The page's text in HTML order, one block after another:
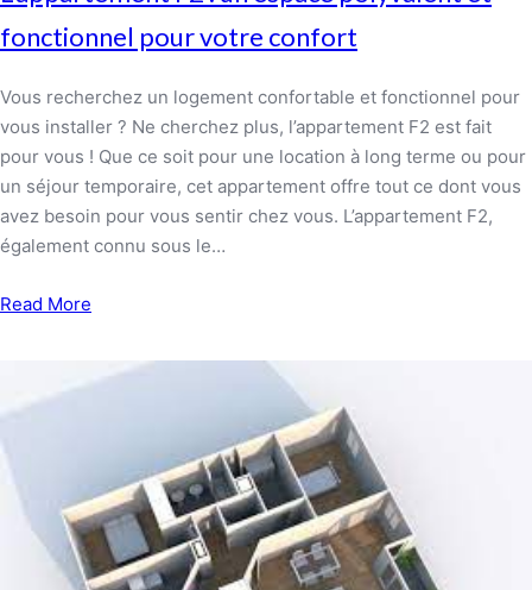
fonctionnel pour votre confort
Vous recherchez un logement confortable et fonctionnel pour
vous installer ? Ne cherchez plus, l’appartement F2 est fait
pour vous ! Que ce soit pour une location à long terme ou pour
un séjour temporaire, cet appartement offre tout ce dont vous
avez besoin pour vous sentir chez vous. L’appartement F2,
également connu sous le…
Read More